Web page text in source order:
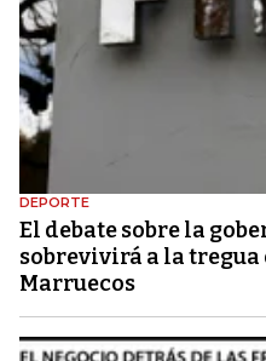
DEPORTE
El debate sobre la
sobrevivirá a la
Marruecos